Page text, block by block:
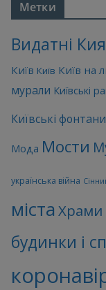
Метки
Видатні
Київ Київ Київ на
мурали Київські
Київські фонтани
Мода Мости
українська війна
міста Храми
будинки і